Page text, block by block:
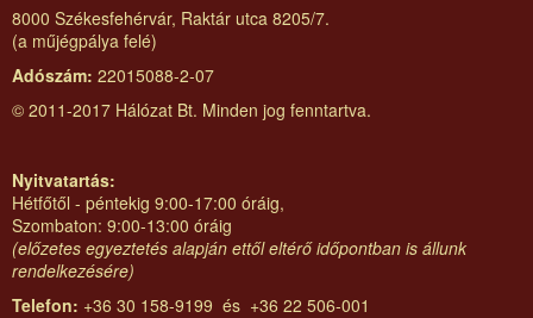
8000 Székesfehérvár, Raktár utca 8205/7.
(a műjégpálya felé)
Adószám: 22015088-2-07
© 2011-2017 Hálózat Bt. Minden jog fenntartva.
Nyitvatartás:
Hétfőtől - péntekig 9:00-17:00 óráig,
Szombaton: 9:00-13:00 óráig
(előzetes egyeztetés alapján ettől eltérő időpontban is állunk
rendelkezésére)
Telefon: +36 30 158-9199 és +36 22 506-001